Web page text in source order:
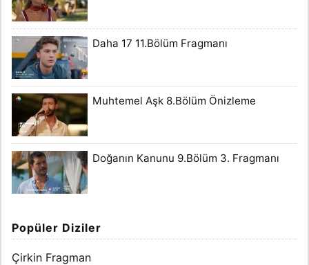
Daha 17 11.Bölüm Fragmanı
Muhtemel Aşk 8.Bölüm Önizleme
Doğanın Kanunu 9.Bölüm 3. Fragmanı
Popüler Diziler
Çirkin Fragman